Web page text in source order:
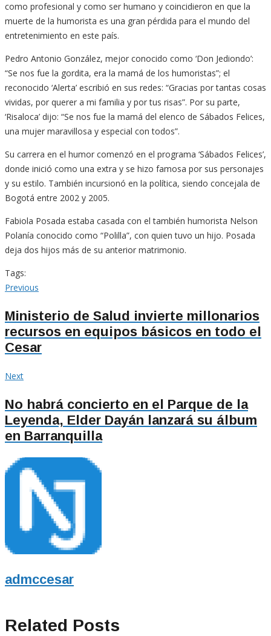
como profesional y como ser humano y coincidieron en que la
muerte de la humorista es una gran pérdida para el mundo del
entretenimiento en este país.
Pedro Antonio González, mejor conocido como ‘Don Jediondo’:
“Se nos fue la gordita, era la mamá de los humoristas”; el
reconocido ‘Alerta’ escribió en sus redes: “Gracias por tantas cosas
vividas, por querer a mi familia y por tus risas”. Por su parte,
‘Risaloca’ dijo: “Se nos fue la mamá del elenco de Sábados Felices,
una mujer maravillosa y especial con todos”.
Su carrera en el humor comenzó en el programa ‘Sábados Felices’,
donde inició como una extra y se hizo famosa por sus personajes
y su estilo. También incursionó en la política, siendo concejala de
Bogotá entre 2002 y 2005.
Fabiola Posada estaba casada con el también humorista Nelson
Polanía conocido como “Polilla”, con quien tuvo un hijo. Posada
deja dos hijos más de su anterior matrimonio.
Tags:
Navegación
de
entradas
Previous
Ministerio de Salud invierte millonarios
recursos en equipos básicos en todo el
Cesar
NextNext
No habrá concierto en el Parque de la
Leyenda, Elder Dayán lanzará su álbum
en Barranquilla
admccesar
Related Posts